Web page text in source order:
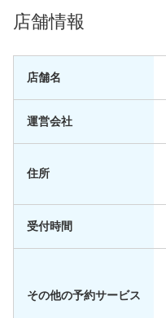
店舗情報
店舗名
運営会社
住所
受付時間
その他の予約サービス